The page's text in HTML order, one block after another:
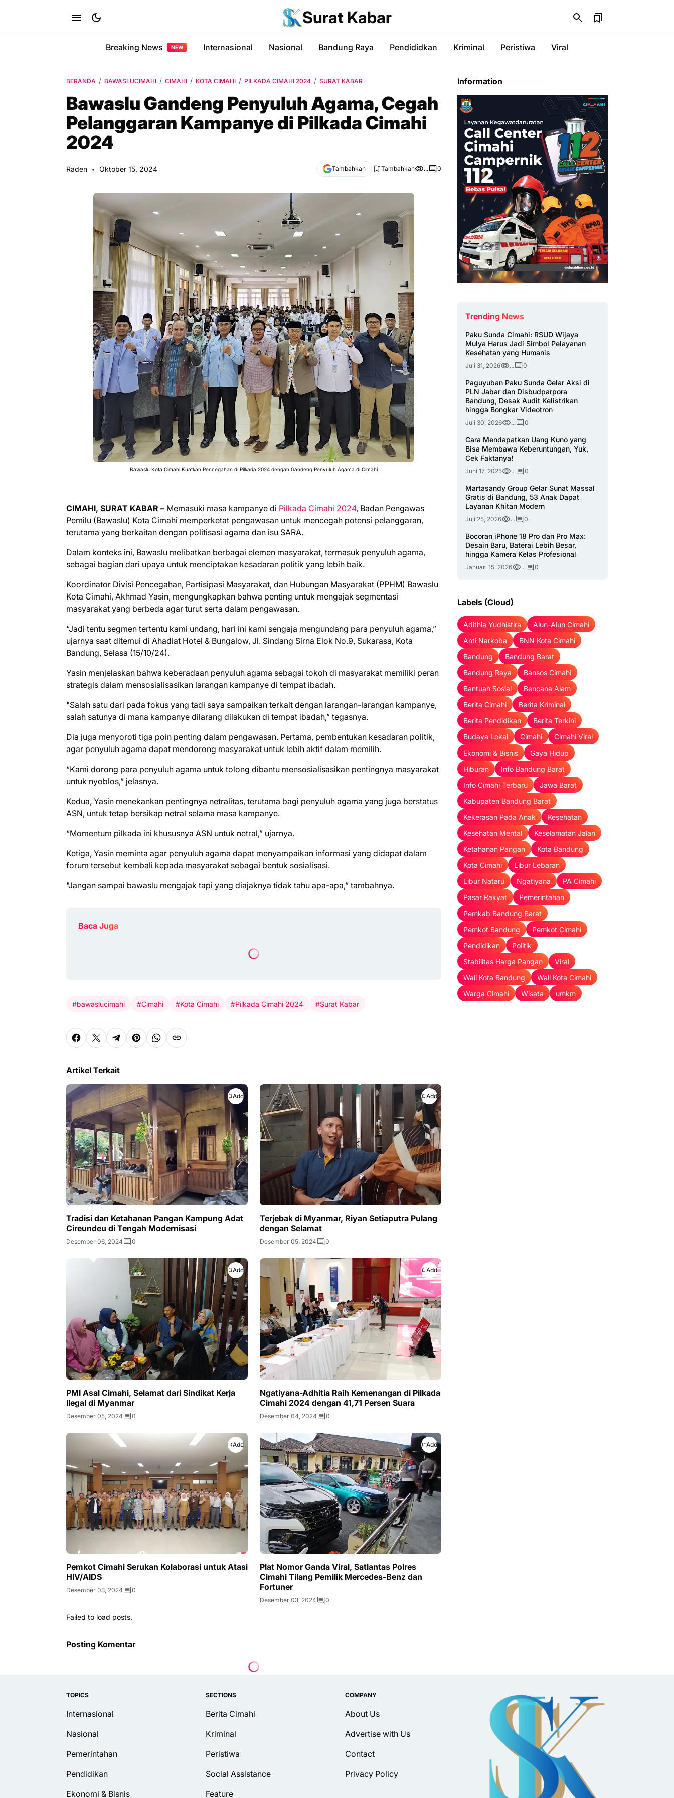
Surat Kabar
Breaking News NEW Internasional Nasional Bandung Raya Pendididkan Kriminal Peristiwa Viral
BERANDA BAWASLUCIMAHI CIMAHI KOTA CIMAHI PILKADA CIMAHI 2024 SURAT KABAR
Bawaslu Gandeng Penyuluh Agama, Cegah
Pelanggaran Kampanye di Pilkada Cimahi
2024
Raden Oktober 15, 2024 Tambahkan Tambahkan ... 0
Bawaslu Kota Cimahi Kuatkan Pencegahan di Pilkada 2024 dengan Gandeng Penyuluh Agama di Cimahi
CIMAHI, SURAT KABAR – Memasuki masa kampanye di Pilkada Cimahi 2024, Badan Pengawas
Pemilu (Bawaslu) Kota Cimahi memperketat pengawasan untuk mencegah potensi pelanggaran,
terutama yang berkaitan dengan politisasi agama dan isu SARA.
Dalam konteks ini, Bawaslu melibatkan berbagai elemen masyarakat, termasuk penyuluh agama,
sebagai bagian dari upaya untuk menciptakan kesadaran politik yang lebih baik.
Koordinator Divisi Pencegahan, Partisipasi Masyarakat, dan Hubungan Masyarakat (PPHM) Bawaslu
Kota Cimahi, Akhmad Yasin, mengungkapkan bahwa penting untuk mengajak segmentasi
masyarakat yang berbeda agar turut serta dalam pengawasan.
“Jadi tentu segmen tertentu kami undang, hari ini kami sengaja mengundang para penyuluh agama,”
ujarnya saat ditemui di Ahadiat Hotel & Bungalow, Jl. Sindang Sirna Elok No.9, Sukarasa, Kota
Bandung, Selasa (15/10/24).
Yasin menjelaskan bahwa keberadaan penyuluh agama sebagai tokoh di masyarakat memiliki peran
strategis dalam mensosialisasikan larangan kampanye di tempat ibadah.
"Salah satu dari pada fokus yang tadi saya sampaikan terkait dengan larangan-larangan kampanye,
salah satunya di mana kampanye dilarang dilakukan di tempat ibadah,” tegasnya.
Dia juga menyoroti tiga poin penting dalam pengawasan. Pertama, pembentukan kesadaran politik,
agar penyuluh agama dapat mendorong masyarakat untuk lebih aktif dalam memilih.
“Kami dorong para penyuluh agama untuk tolong dibantu mensosialisasikan pentingnya masyarakat
untuk nyoblos,” jelasnya.
Kedua, Yasin menekankan pentingnya netralitas, terutama bagi penyuluh agama yang juga berstatus
ASN, untuk tetap bersikap netral selama masa kampanye.
“Momentum pilkada ini khususnya ASN untuk netral,” ujarnya.
Ketiga, Yasin meminta agar penyuluh agama dapat menyampaikan informasi yang didapat dalam
forum tersebut kembali kepada masyarakat sebagai bentuk sosialisasi.
"Jangan sampai bawaslu mengajak tapi yang diajaknya tidak tahu apa-apa,” tambahnya.
Baca Juga
#bawaslucimahi #Cimahi #Kota Cimahi #Pilkada Cimahi 2024 #Surat Kabar
Artikel Terkait
Add
Tradisi dan Ketahanan Pangan Kampung Adat
Cireundeu di Tengah Modernisasi
Desember 06, 2024 0
Add
Terjebak di Myanmar, Riyan Setiaputra Pulang
dengan Selamat
Desember 05, 2024 0
Add
PMI Asal Cimahi, Selamat dari Sindikat Kerja
Ilegal di Myanmar
Desember 05, 2024 0
Add
Ngatiyana-Adhitia Raih Kemenangan di Pilkada
Cimahi 2024 dengan 41,71 Persen Suara
Desember 04, 2024 0
Add
Pemkot Cimahi Serukan Kolaborasi untuk Atasi
HIV/AIDS
Desember 03, 2024 0
Add
Plat Nomor Ganda Viral, Satlantas Polres
Cimahi Tilang Pemilik Mercedes-Benz dan
Fortuner
Desember 03, 2024 0
Failed to load posts.
Posting Komentar
Information
Trending News
Paku Sunda Cimahi: RSUD Wijaya
Mulya Harus Jadi Simbol Pelayanan
Kesehatan yang Humanis
Juli 31, 2026 ... 0
Paguyuban Paku Sunda Gelar Aksi di
PLN Jabar dan Disbudparpora
Bandung, Desak Audit Kelistrikan
hingga Bongkar Videotron
Juli 30, 2026 ... 0
Cara Mendapatkan Uang Kuno yang
Bisa Membawa Keberuntungan, Yuk,
Cek Faktanya!
Juni 17, 2025 ... 0
Martasandy Group Gelar Sunat Massal
Gratis di Bandung, 53 Anak Dapat
Layanan Khitan Modern
Juli 25, 2026 ... 0
Bocoran iPhone 18 Pro dan Pro Max:
Desain Baru, Baterai Lebih Besar,
hingga Kamera Kelas Profesional
Januari 15, 2026 ... 0
Labels (Cloud)
Adithia Yudhistira
Alun-Alun Cimahi
Anti Narkoba
BNN Kota Cimahi
Bandung
Bandung Barat
Bandung Raya
Bansos Cimahi
Bantuan Sosial
Bencana Alam
Berita Cimahi
Berita Kriminal
Berita Pendidikan
Berita Terkini
Budaya Lokal
Cimahi
Cimahi Viral
Ekonomi & Bisnis
Gaya Hidup
Hiburan
Info Bandung Barat
Info Cimahi Terbaru
Jawa Barat
Kabupaten Bandung Barat
Kekerasan Pada Anak
Kesehatan
Kesehatan Mental
Keselamatan Jalan
Ketahanan Pangan
Kota Bandung
Kota Cimahi
Libur Lebaran
Libur Nataru
Ngatiyana
PA Cimahi
Pasar Rakyat
Pemerintahan
Pemkab Bandung Barat
Pemkot Bandung
Pemkot Cimahi
Pendidikan
Politik
Stabilitas Harga Pangan
Viral
Wali Kota Bandung
Wali Kota Cimahi
Warga Cimahi
Wisata umkm
TOPICS
Internasional
Nasional
Pemerintahan
Pendidikan
Ekonomi & Bisnis
SECTIONS
Berita Cimahi
Kriminal
Peristiwa
Social Assistance
Feature
COMPANY
About Us
Advertise with Us
Contact
Privacy Policy